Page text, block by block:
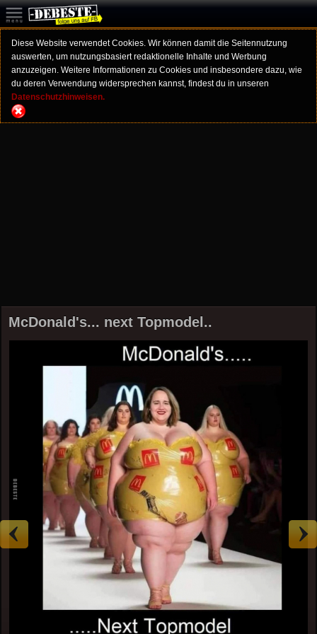
Diese Website verwendet Cookies. Wir können damit die Seitennutzung
auswerten, um nutzungsbasiert redaktionelle Inhalte und Werbung
anzuzeigen. Weitere Informationen zu Cookies und insbesondere dazu, wie
du deren Verwendung widersprechen kannst, findest du in unseren
Datenschutzhinweisen.
McDonald's... next Topmodel..